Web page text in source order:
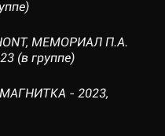
МЕМОРИАЛ П.А.
(в группе)
МАГНИТКА - 2023,